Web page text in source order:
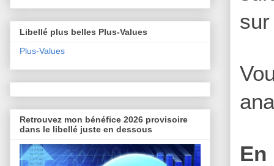
Libellé plus belles Plus-Values
Plus-Values
Retrouvez mon bénéfice 2026 provisoire
dans le libellé juste en dessous